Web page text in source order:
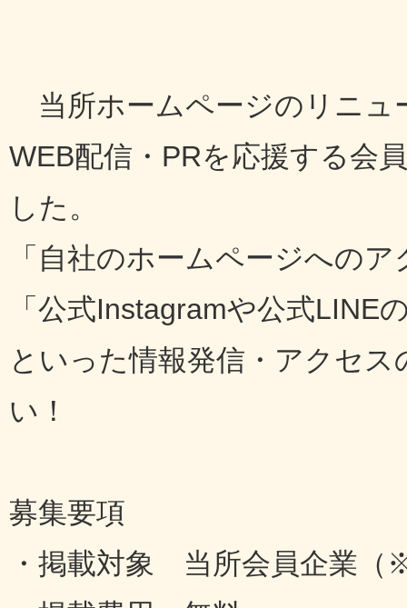
当所ホームページのリニ
WEB配信・PRを応援する会
した。
「自社のホームページへの
「公式Instagramや公式LINE
といった情報発信・アクセ
い！
募集要項
・掲載対象 当所会員企業（